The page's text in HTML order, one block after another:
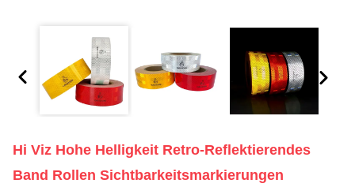
Hi Viz Hohe Helligkeit Retro-Reflektierendes
Band Rollen Sichtbarkeitsmarkierungen